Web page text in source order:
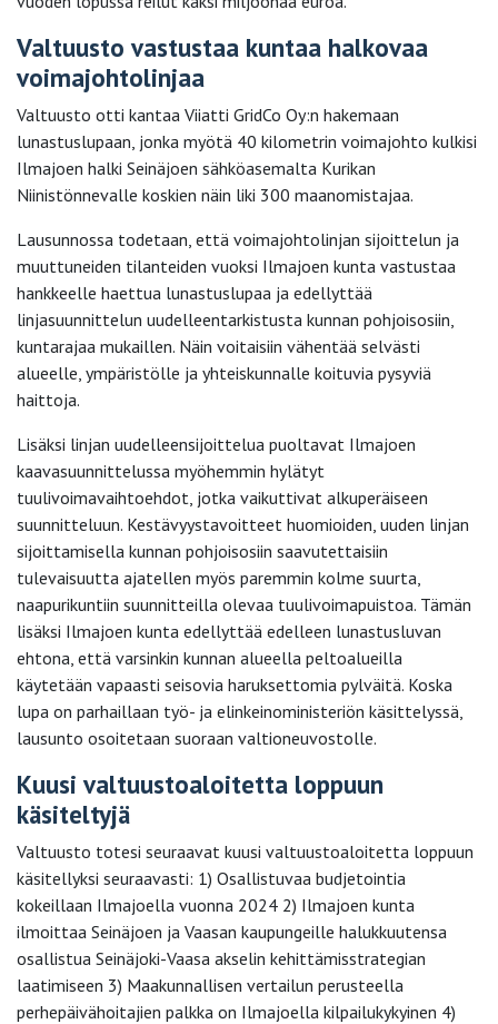
Valtuusto vastustaa kuntaa halkovaa
voimajohtolinjaa
Valtuusto otti kantaa Viiatti GridCo Oy:n hakemaan
lunastuslupaan, jonka myötä 40 kilometrin voimajohto kulkisi
Ilmajoen halki Seinäjoen sähköasemalta Kurikan
Niinistönnevalle koskien näin liki 300 maanomistajaa.
Lausunnossa todetaan, että voimajohtolinjan sijoittelun ja
muuttuneiden tilanteiden vuoksi Ilmajoen kunta vastustaa
hankkeelle haettua lunastuslupaa ja edellyttää
linjasuunnittelun uudelleentarkistusta kunnan pohjoisosiin,
kuntarajaa mukaillen. Näin voitaisiin vähentää selvästi
alueelle, ympäristölle ja yhteiskunnalle koituvia pysyviä
haittoja.
Lisäksi linjan uudelleensijoittelua puoltavat Ilmajoen
kaavasuunnittelussa myöhemmin hylätyt
tuulivoimavaihtoehdot, jotka vaikuttivat alkuperäiseen
suunnitteluun. Kestävyystavoitteet huomioiden, uuden linjan
sijoittamisella kunnan pohjoisosiin saavutettaisiin
tulevaisuutta ajatellen myös paremmin kolme suurta,
naapurikuntiin suunnitteilla olevaa tuulivoimapuistoa. Tämän
lisäksi Ilmajoen kunta edellyttää edelleen lunastusluvan
ehtona, että varsinkin kunnan alueella peltoalueilla
käytetään vapaasti seisovia haruksettomia pylväitä. Koska
lupa on parhaillaan työ- ja elinkeinoministeriön käsittelyssä,
lausunto osoitetaan suoraan valtioneuvostolle.
Kuusi valtuustoaloitetta loppuun
käsiteltyjä
Valtuusto totesi seuraavat kuusi valtuustoaloitetta loppuun
käsitellyksi seuraavasti: 1) Osallistuvaa budjetointia
kokeillaan Ilmajoella vuonna 2024 2) Ilmajoen kunta
ilmoittaa Seinäjoen ja Vaasan kaupungeille halukkuutensa
osallistua Seinäjoki-Vaasa akselin kehittämisstrategian
laatimiseen 3) Maakunnallisen vertailun perusteella
perhepäivähoitajien palkka on Ilmajoella kilpailukykyinen 4)